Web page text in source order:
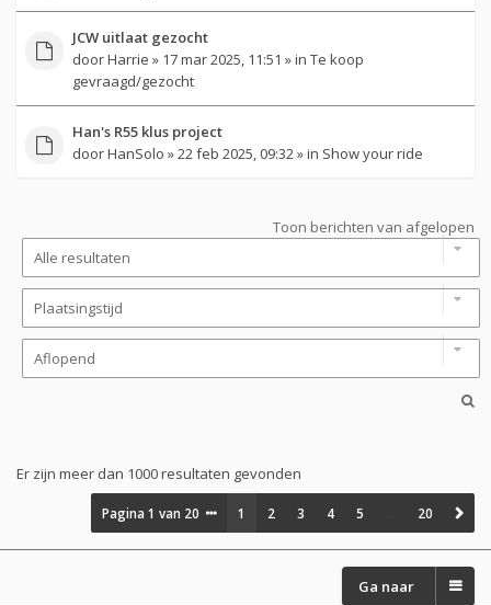
JCW uitlaat gezocht
doorHarrie » 17 mar 2025, 11:51 » in Te koop
gevraagd/gezocht
Han's R55 klus project
doorHanSolo » 22 feb 2025, 09:32 » in Show your ride
Toon berichten van afgelopen
Er zijn meer dan 1000 resultaten gevonden
Pagina1 van 20 1 2 3 4 5 20
Ga naar